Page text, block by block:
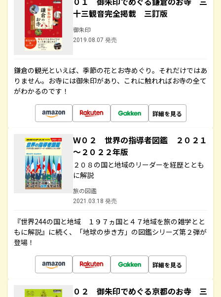
十三観音完全掲載 三訂版
御朱印
2019.08.07 発売
鎌倉の観光といえば、季節の花とお寺めぐり。それだけではあ
りません。お寺には御朱印があり、これに触れればお寺の全て
がわかるのです！
詳細を見る
Ｗ０２ 世界の指導者図鑑 ２０２１
～２０２２年版
２０８の国と地域のリーダーを経歴ととも
に解説
旅の図鑑
2021.03.18 発売
『世界244の国と地域 １９７ヵ国と４７地域を旅の雑学とと
もに解説』に続く、「地球の歩き方」の図鑑シリーズ第２弾が
登場！
詳細を見る
０２ 御朱印でめぐる京都のお寺 三